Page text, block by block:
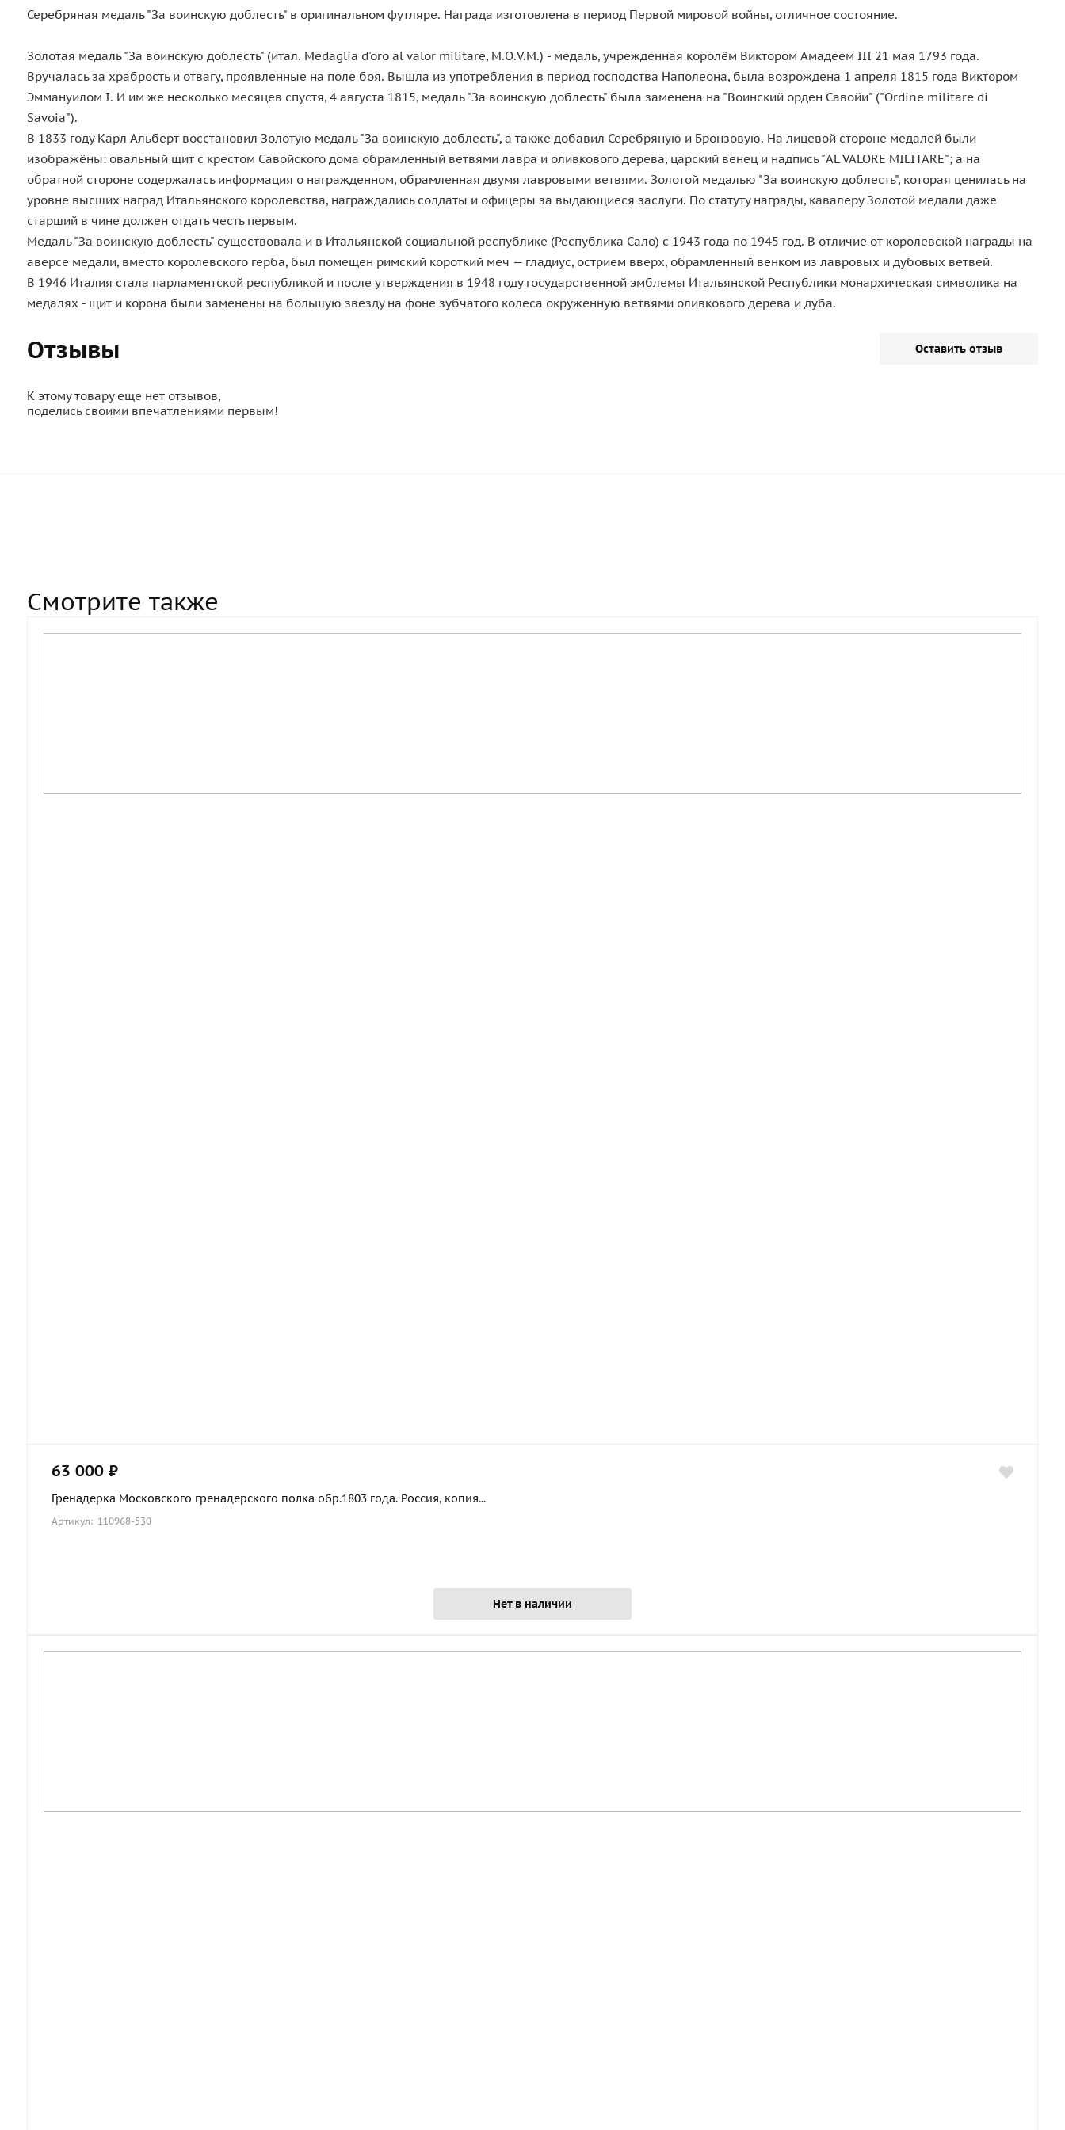
Серебряная медаль "За воинскую доблесть" в оригинальном футляре. Награда изготовлена в период Первой мировой войны, отличное состояние.
Золотая медаль "За воинскую доблесть" (итал. Medaglia d'oro al valor militare, M.O.V.M.) - медаль, учрежденная королём Виктором Амадеем III 21 мая 1793 года.
Вручалась за храбрость и отвагу, проявленные на поле боя. Вышла из употребления в период господства Наполеона, была возрождена 1 апреля 1815 года Виктором
Эммануилом I. И им же несколько месяцев спустя, 4 августа 1815, медаль "За воинскую доблесть" была заменена на "Воинский орден Савойи" ("Ordine militare di
Savoia").
В 1833 году Карл Альберт восстановил Золотую медаль "За воинскую доблесть", а также добавил Серебряную и Бронзовую. На лицевой стороне медалей были
изображёны: овальный щит с крестом Савойского дома обрамленный ветвями лавра и оливкового дерева, царский венец и надпись "AL VALORE MILITARE"; а на
обратной стороне содержалась информация о награжденном, обрамленная двумя лавровыми ветвями. Золотой медалью "За воинскую доблесть", которая ценилась на
уровне высших наград Итальянского королевства, награждались солдаты и офицеры за выдающиеся заслуги. По статуту награды, кавалеру Золотой медали даже
старший в чине должен отдать честь первым.
Медаль "За воинскую доблесть" существовала и в Итальянской социальной республике (Республика Сало) с 1943 года по 1945 год. В отличие от королевской награды на
аверсе медали, вместо королевского герба, был помещен римский короткий меч — гладиус, острием вверх, обрамленный венком из лавровых и дубовых ветвей.
В 1946 Италия стала парламентской республикой и после утверждения в 1948 году государственной эмблемы Итальянской Республики монархическая символика на
медалях - щит и корона были заменены на большую звезду на фоне зубчатого колеса окруженную ветвями оливкового дерева и дуба.
Отзывы Оставить отзыв
К этому товару еще нет отзывов,
поделись своими впечатлениями первым!
Смотрите также
63 000 ₽
Гренадерка Московского гренадерского полка обр.1803 года. Россия, копия...
Артикул: 110968-530
Нет в наличии